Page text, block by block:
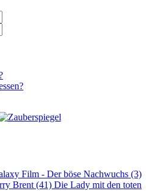
Film - Der böse Nachwuchs (3)
Brent (41) Die Lady mit den toten